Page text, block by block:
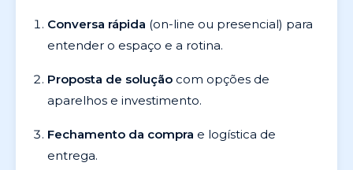
Conversa rápida (on-line ou presencial) para
entender o espaço e a rotina.
Proposta de solução com opções de
aparelhos e investimento.
Fechamento da compra e logística de
entrega.